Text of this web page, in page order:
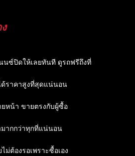
นซ์ปิดให้เลยทันที ดูรถฟรีถึงที่
ด้ราคาสูงที่สุดแน่นอน
หน้า ขายตรงกับผู้ซื้อ
มากกว่าทุกที่แน่นอน
ม่ต้องรอเพราะซื้อเอง